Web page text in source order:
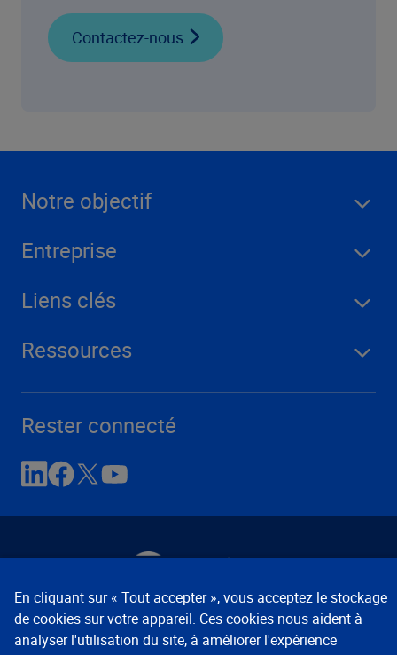
Contactez-nous.
Notre objectif
Entreprise
Liens clés
Ressources
Rester connecté
Avis de confidentialité
Conditions d’utilisation
En cliquant sur « Tout accepter », vous acceptez le stockage
de cookies sur votre appareil. Ces cookies nous aident à
analyser l'utilisation du site, à améliorer l'expérience